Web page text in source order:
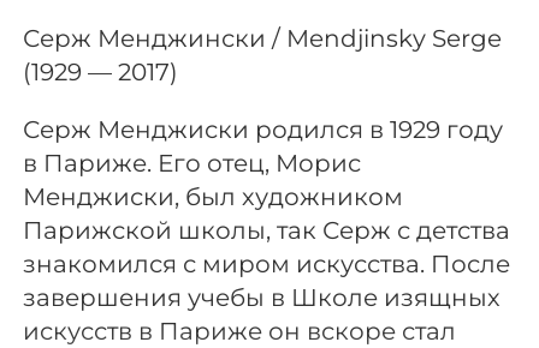
Серж Менджински / Mendjinsky Serge
(1929 — 2017)
Серж Менджиски родился в 1929 году
в Париже. Его отец, Морис
Менджиски, был художником
Парижской школы, так Серж с детства
знакомился с миром искусства. После
завершения учебы в Школе изящных
искусств в Париже он вскоре стал